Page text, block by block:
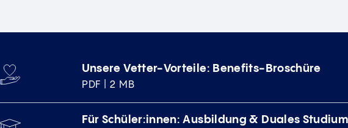
Unsere Vetter-Vorteile: Benefits-Broschüre
PDF | 2 MB
Für Schüler:innen: Ausbildung & Duales Studium